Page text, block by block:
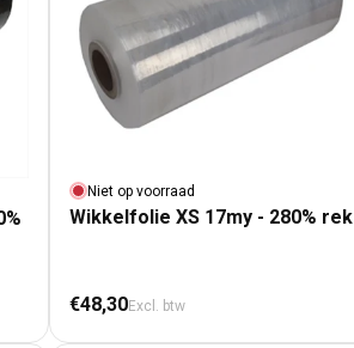
Niet op voorraad
Wikkelfolie XS 17my - 280% rek
Normale prijs
€48,30Excl. btw